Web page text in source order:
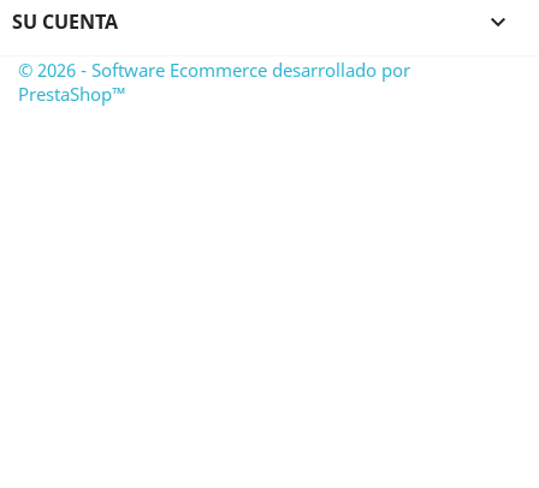
SU CUENTA 
© 2026 - Software Ecommerce desarrollado por
PrestaShop™